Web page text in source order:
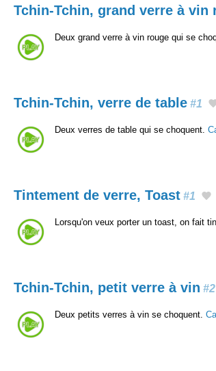
Tchin-Tchin, grand verre à vin
Deux grand verre à vin rouge qui se
Tchin-Tchin, verre de table #1
Deux verres de table qui se choquent.
Tintement de verre, Toast #1
Lorsqu'on veux porter un toast, on fait
Tchin-Tchin, petit verre à vin #2
Deux petits verres à vin se choquent.